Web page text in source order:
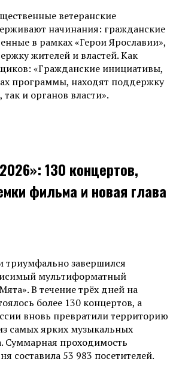
ветеранские
начинания: гражданские
в рамках «Герои Ярославии»,
жителей и властей. Как
«Гражданские инициативы,
программы, находят поддержку
и органов власти».
130 концертов,
фильма и новая глава
триумфально завершился
мультиформатный
В течение трёх дней на
более 130 концертов, а
вновь превратили территорию
самых ярких музыкальных
Суммарная проходимость
составила 53 983 посетителей.